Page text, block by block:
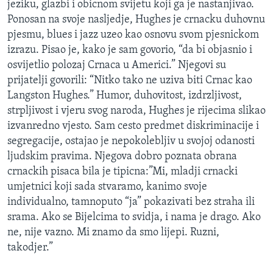
jeziku, glazbi i obicnom svijetu koji ga je nastanjivao.
Ponosan na svoje nasljedje, Hughes je crnacku duhovnu
pjesmu, blues i jazz uzeo kao osnovu svom pjesnickom
izrazu. Pisao je, kako je sam govorio, “da bi objasnio i
osvijetlio polozaj Crnaca u Americi.” Njegovi su
prijatelji govorili: “Nitko tako ne uziva biti Crnac kao
Langston Hughes.” Humor, duhovitost, izdrzljivost,
strpljivost i vjeru svog naroda, Hughes je rijecima slikao
izvanredno vjesto. Sam cesto predmet diskriminacije i
segregacije, ostajao je nepokolebljiv u svojoj odanosti
ljudskim pravima. Njegova dobro poznata obrana
crnackih pisaca bila je tipicna:”Mi, mladji crnacki
umjetnici koji sada stvaramo, kanimo svoje
individualno, tamnoputo “ja” pokazivati bez straha ili
srama. Ako se Bijelcima to svidja, i nama je drago. Ako
ne, nije vazno. Mi znamo da smo lijepi. Ruzni,
takodjer.”